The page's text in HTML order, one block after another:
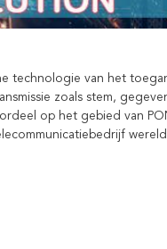
technologie van het
zoals stem,
op het gebied van